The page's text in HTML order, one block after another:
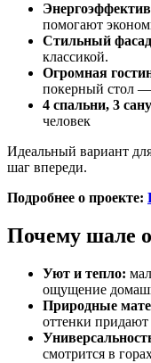
помогают
Стильный
классикой.
Огромная
покерный стол —
4 спальни, 3
человек
Идеальный вариант
шаг впереди.
Подробнее о проекте:
Почему шале
Уют и тепло:
ощущение
Природные
оттенки
смотрится в